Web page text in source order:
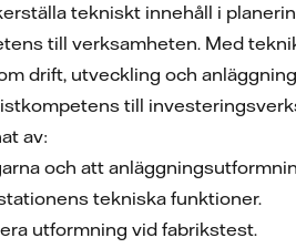
tekniskt innehåll i
till verksamheten. Med
drift, utveckling och
till
av:
och att
tekniska funktioner.
utformning vid fabrikstest.